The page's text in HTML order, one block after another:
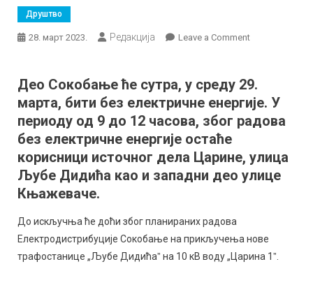
Друштво
28. март 2023. Редакција Leave a Commenton
сутра
без
електричне
Део Сокобање ће сутра, у среду 29.
марта, бити без електричне енергије. У
периоду од 9 до 12 часова, због радова
без електричне енергије остаће
корисници источног дела Царине, улица
Љубе Дидића као и западни део улице
Књажеваче.
До искључња ће доћи због планираних радова
Електродистрибуције Сокобање на прикључења нове
трафостанице „Љубе Дидићаˮ на 10 кВ воду „Царина 1ˮ.